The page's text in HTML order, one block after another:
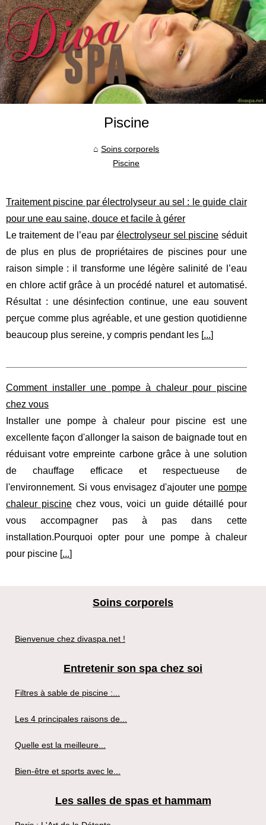
Piscine
Soins corporels
Piscine
Traitement piscine par électrolyseur au sel : le guide clair
pour une eau saine, douce et facile à gérer
Le traitement de l’eau parélectrolyseur sel piscine séduit
de plus en plus de propriétaires de piscines pour une
raison simple : il transforme une légère salinité de l’eau
en chlore actif grâce à un procédé naturel et automatisé.
Résultat : une désinfection continue, une eau souvent
perçue comme plus agréable, et une gestion quotidienne
beaucoup plus sereine, y compris pendant les [...]
Comment installer une pompe à chaleur pour piscine
chez vous
Installer une pompe à chaleur pour piscine est une
excellente façon d'allonger la saison de baignade tout en
réduisant votre empreinte carbone grâce à une solution
de chauffage efficace et respectueuse de
l'environnement. Si vous envisagez d'ajouter une pompe
chaleur piscinechez vous, voici un guide détaillé pour
vous accompagner pas à pas dans cette
installation.Pourquoi opter pour une pompe à chaleur
pour piscine [...]
Soins corporels
Bienvenue chez divaspa.net !
Entretenir son spa chez soi
Filtres à sable de piscine :...
Les 4 principales raisons de...
Quelle est la meilleure...
Bien-être et sports avec le...
Les salles de spas et hammam